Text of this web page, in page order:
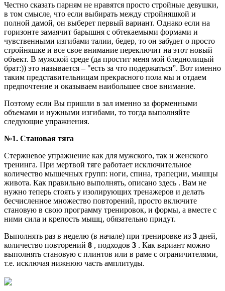
Честно сказать парням не нравятся просто стройные девушки,
в том смысле, что если выбирать между стройняшкой и
полной дамой, он выберет первый вариант. Однако если на
горизонте замаячит барышня с обтекаемыми формами и
чувственными изгибами талии, бедер, то он забудет о просто
стройняшке и все свое внимание переключит на этот новый
объект. В мужской среде (да простит меня мой бледнолицый
брат:)) это называется – "есть за что подержаться”. Вот именно
таким представительницам прекрасного пола мы и отдаем
предпочтение и оказываем наибольшее свое внимание.
Поэтому если Вы пришли в зал именно за форменными
объемами и нужными изгибами, то тогда выполняйте
следующие упражнения.
№1. Становая тяга
Стержневое упражнение как для мужского, так и женского
тренинга. При мертвой тяге работает исключительное
количество мышечных групп: ноги, спина, трапеции, мышцы
живота. Как правильно выполнять, описано здесь . Вам не
нужно теперь стоять у изолирующих тренажеров и делать
бесчисленное множество повторений, просто включите
становую в свою программу тренировок, и формы, а вместе с
ними сила и крепость мышц, обязательно придут.
Выполнять раз в неделю (в начале) при тренировке из 3 дней,
количество повторений 8 , подходов 3 . Как вариант можно
выполнять становую с плинтов или в раме с ограничителями,
т.е. исключая нижнюю часть амплитуды.